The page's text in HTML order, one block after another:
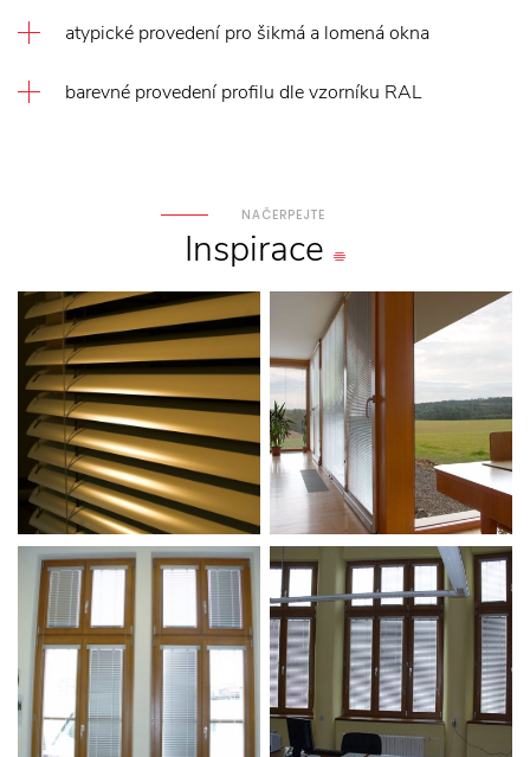
atypické provedení pro šikmá a lomená okna
barevné provedení profilu dle vzorníku RAL
NAČERPEJTE
Inspirace